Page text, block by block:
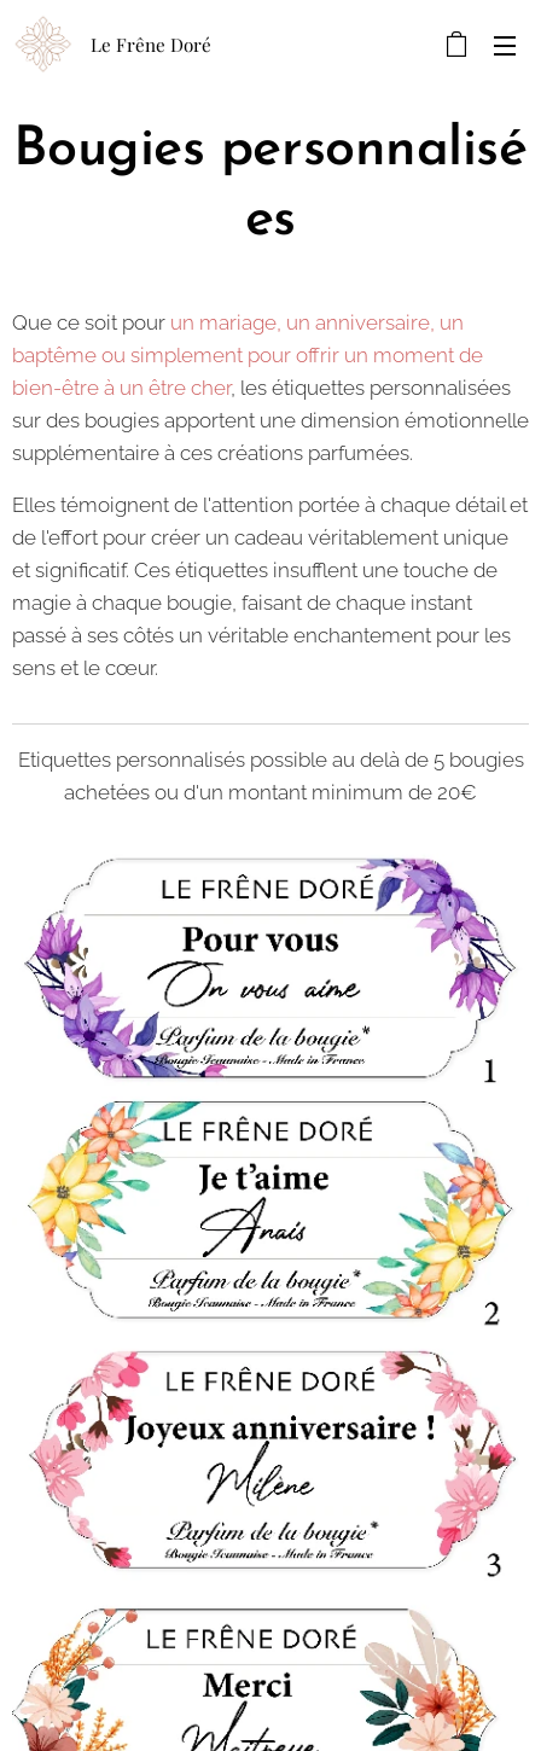
Le Frêne Doré
Bougies personnalisé
es
Que ce soit pour un mariage, un anniversaire, un
baptême ou simplement pour offrir un moment de
bien-être à un être cher, les étiquettes personnalisées
sur des bougies apportent une dimension émotionnelle
supplémentaire à ces créations parfumées.
Elles témoignent de l'attention portée à chaque détail et
de l'effort pour créer un cadeau véritablement unique
et significatif. Ces étiquettes insufflent une touche de
magie à chaque bougie, faisant de chaque instant
passé à ses côtés un véritable enchantement pour les
sens et le cœur.
Etiquettes personnalisés possible au delà de 5 bougies
achetées ou d'un montant minimum de 20€